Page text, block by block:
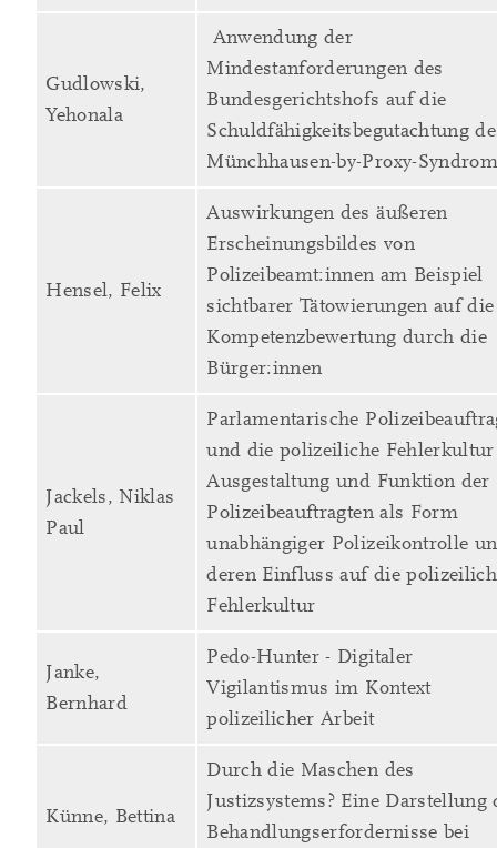
Gudlowski,
Yehonala
Anwendung der
Mindestanforderungen des
Bundesgerichtshofs auf die
Schuldfähigkeitsbegutachtung
Münchhausen-by-Proxy-
Hensel, Felix
Auswirkungen des äußeren
Erscheinungsbildes von
Polizeibeamt:innen am Beispiel
sichtbarer Tätowierungen auf die
Kompetenzbewertung durch die
Bürger:innen
Jackels, Niklas
Paul
Parlamentarische
und die polizeiliche
Ausgestaltung und Funktion der
Polizeibeauftragten als Form
unabhängiger Polizeikontrolle
deren Einfluss auf die
Fehlerkultur
Janke,
Bernhard
Pedo-Hunter - Digitaler
Vigilantismus im Kontext
polizeilicher Arbeit
Künne, Bettina
Durch die Maschen des
Justizsystems? Eine Darstellung
Behandlungserfordernisse bei